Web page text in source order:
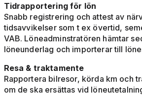
Tidrapportering för lön
Snabb registrering och attest av
tidsavvikelser som t ex övertid,
VAB. Löneadminstratören hämtar
löneunderlag och importerar till
Resa & traktamente
Rapportera bilresor, körda km och
om de ska ersättas vid